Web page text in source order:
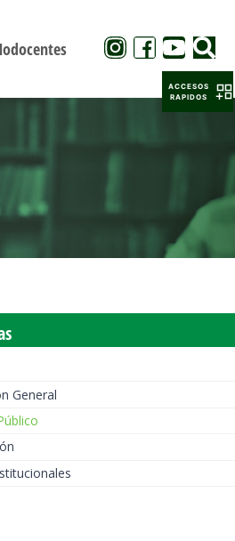
General
ACCESOS
RAPIDOS